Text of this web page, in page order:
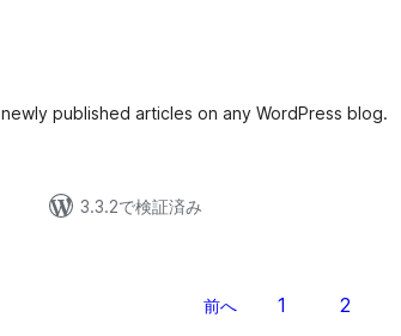
published articles on any WordPress blog.
3.3.2で検証済み
前へ 1 2